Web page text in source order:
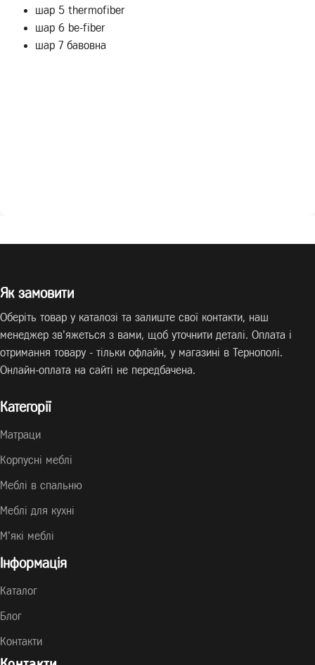
шар 5 thermofiber
шар 6 be-fiber
шар 7 бавовна
Як замовити
Оберіть товар у каталозі та залиште свої контакти, наш
менеджер зв’яжеться з вами, щоб уточнити деталі. Оплата і
отримання товару - тільки офлайн, у магазині в Тернополі.
Онлайн-оплата на сайті не передбачена.
Категорії
Матраци
Корпусні меблі
Меблі в спальню
Меблі для кухні
М’які меблі
Інформація
Каталог
Блог
Контакти